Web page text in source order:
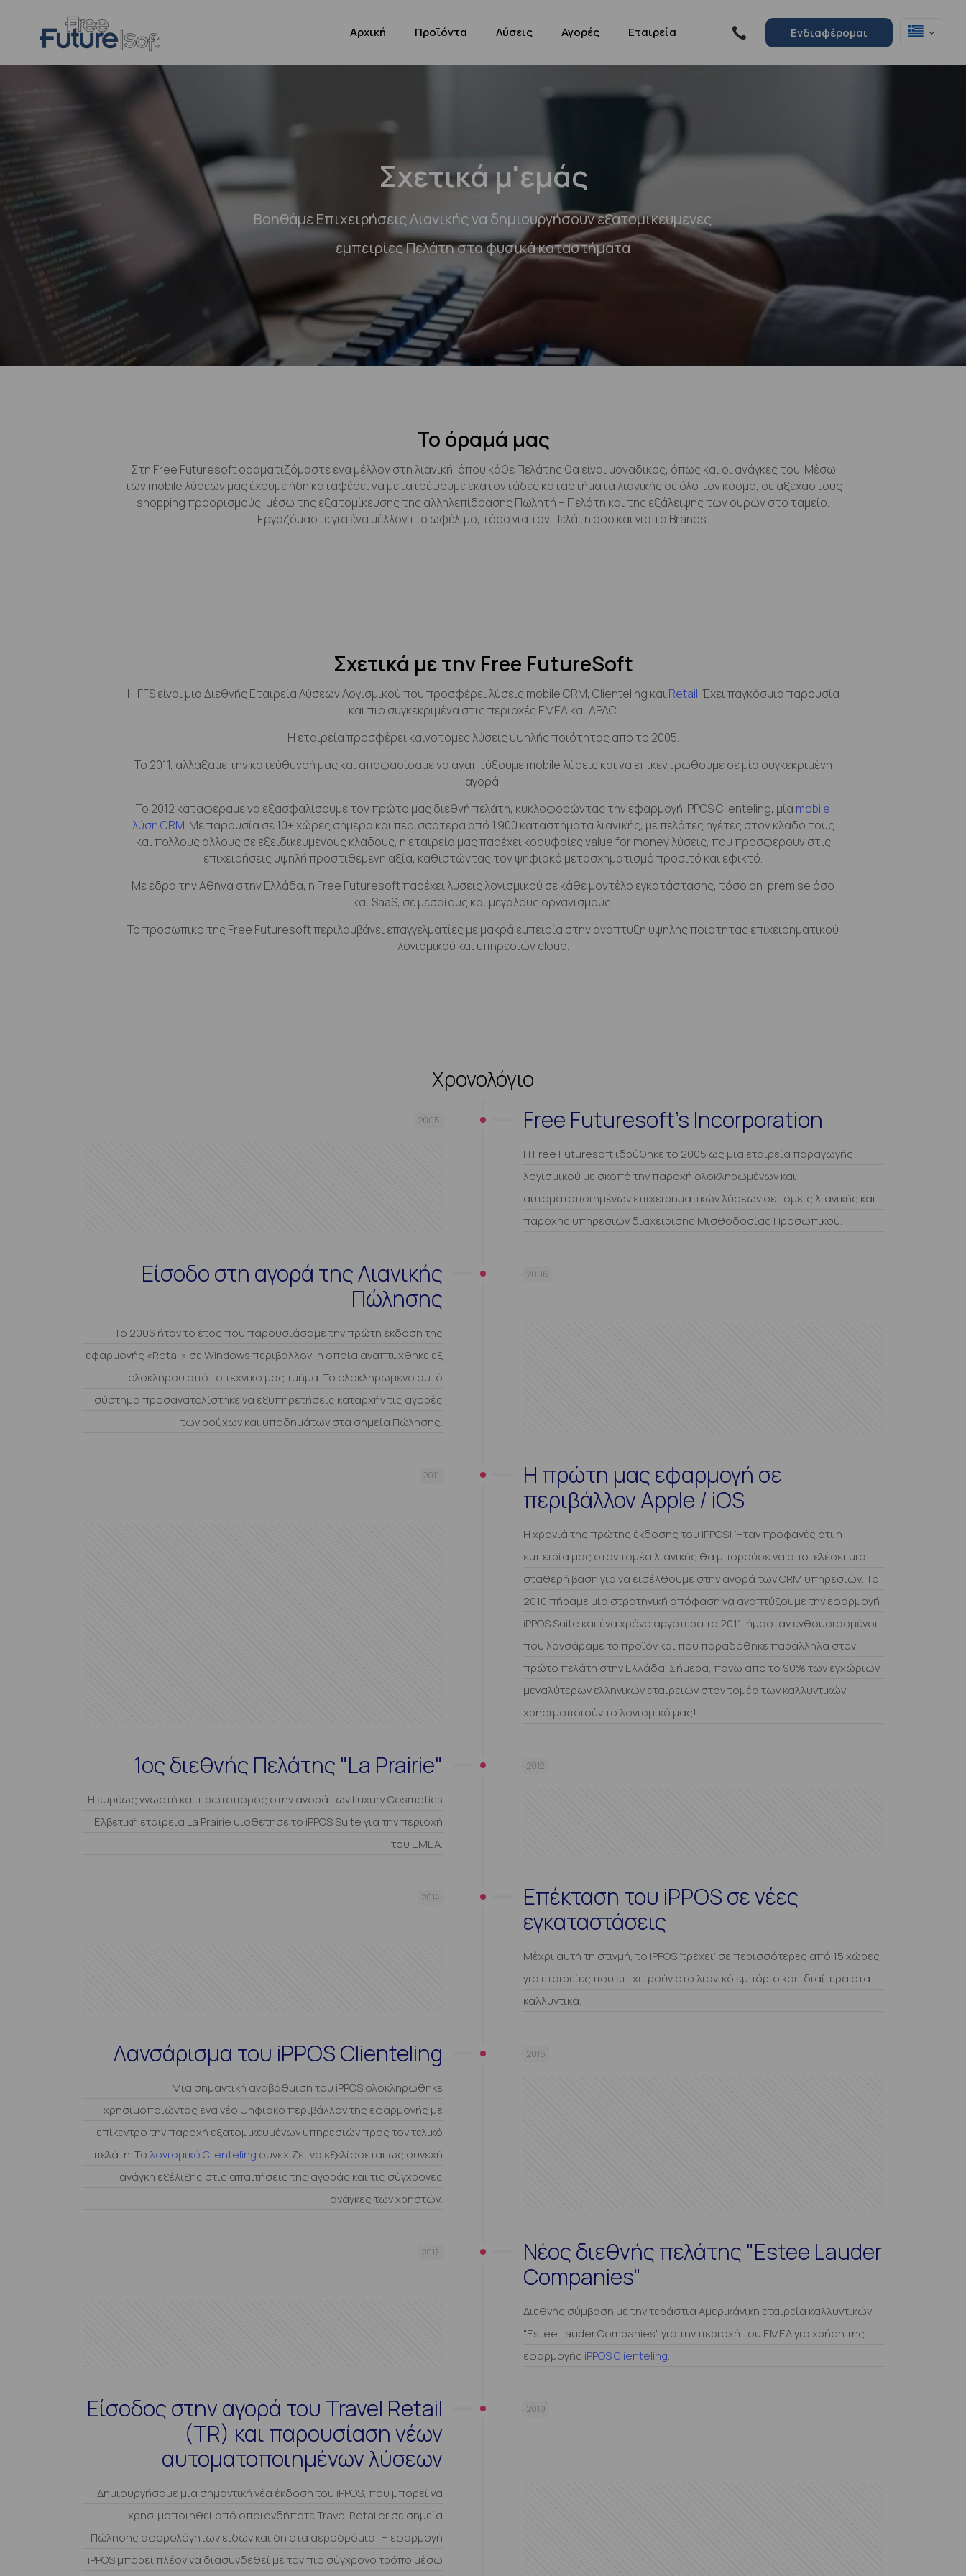
Αρχική Προϊόντα Λύσεις Αγορές Εταιρεία Ενδιαφέρομαι
Σχετικά μ'εμάς
Βοηθάμε Επιχειρήσεις Λιανικής να δημιουργήσουν εξατομικευμένες
εμπειρίες Πελάτη στα φυσικά καταστήματα
Το όραμά μας
Στη Free Futuresoft οραματιζόμαστε ένα μέλλον στη λιανική, όπου κάθε Πελάτης θα είναι μοναδικός, όπως και οι ανάγκες του. Μέσω
των mobile λύσεων μας έχουμε ήδη καταφέρει να μετατρέψουμε εκατοντάδες καταστήματα λιανικής σε όλο τον κόσμο, σε αξέχαστους
shopping προορισμούς, μέσω της εξατομίκευσης της αλληλεπίδρασης Πωλητή – Πελάτη και της εξάλειψης των ουρών στο ταμείο.
Εργαζόμαστε για ένα μέλλον πιο ωφέλιμο, τόσο για τον Πελάτη όσο και για τα Brands.
Σχετικά με την Free FutureSoft
Η FFS είναι μια Διεθνής Εταιρεία Λύσεων Λογισμικού που προσφέρει λύσεις mobile CRM, Clienteling καιRetail. Έχει παγκόσμια παρουσία
και πιο συγκεκριμένα στις περιοχές ΕΜΕΑ και APAC.
Η εταιρεία προσφέρει καινοτόμες λύσεις υψηλής ποιότητας από το 2005.
Το 2011, αλλάξαμε την κατεύθυνσή μας και αποφασίσαμε να αναπτύξουμε mobile λύσεις και να επικεντρωθούμε σε μία συγκεκριμένη
αγορά.
Το 2012 καταφέραμε να εξασφαλίσουμε τον πρώτο μας διεθνή πελάτη, κυκλοφορώντας την εφαρμογή iPPOS Clienteling, μία mobile
λύση CRM. Με παρουσία σε 10+ χώρες σήμερα και περισσότερα από 1.900 καταστήματα λιανικής, με πελάτες ηγέτες στον κλάδο τους
και πολλούς άλλους σε εξειδικευμένους κλάδους, η εταιρεία μας παρέχει κορυφαίες value for money λύσεις, που προσφέρουν στις
επιχειρήσεις υψηλή προστιθέμενη αξία, καθιστώντας τον ψηφιακό μετασχηματισμό προσιτό και εφικτό.
Με έδρα την Αθήνα στην Ελλάδα, η Free Futuresoft παρέχει λύσεις λογισμικού σε κάθε μοντέλο εγκατάστασης, τόσο on-premise όσο
και SaaS, σε μεσαίους και μεγάλους οργανισμούς.
Το προσωπικό της Free Futuresoft περιλαμβάνει επαγγελματίες με μακρά εμπειρία στην ανάπτυξη υψηλής ποιότητας επιχειρηματικού
λογισμικού και υπηρεσιών cloud.
Χρονολόγιο
2005 Free Futuresoft’s Incorporation
Η Free Futuresoft ιδρύθηκε το 2005 ως μια εταιρεία παραγωγής
λογισμικού με σκοπό την παροχή ολοκληρωμένων και
αυτοματοποιημένων επιχειρηματικών λύσεων σε τομείς λιανικής και
παροχής υπηρεσιών διαχείρισης Μισθοδοσίας Προσωπικού.
2006
Είσοδο στη αγορά της Λιανικής
Πώλησης
Το 2006 ήταν το έτος που παρουσιάσαμε την πρώτη έκδοση της
εφαρμογής «Retail» σε Windows περιβάλλον, η οποία αναπτύχθηκε εξ
ολοκλήρου από το τεχνικό μας τμήμα. Το ολοκληρωμένο αυτό
σύστημα προσανατολίστηκε να εξυπηρετήσεις καταρχήν τις αγορές
των ρούχων και υποδημάτων στα σημεία Πώλησης.
2011
Η πρώτη μας εφαρμογή σε
περιβάλλον Apple / iOS
Η χρονιά της πρώτης έκδοσης του iPPOS! Ήταν προφανές ότι η
εμπειρία μας στον τομέα λιανικής θα μπορούσε να αποτελέσει μια
σταθερή βάση για να εισέλθουμε στην αγορά των CRM υπηρεσιών. Το
2010 πήραμε μία στρατηγική απόφαση να αναπτύξουμε την εφαρμογή
iPPOS Suite και ένα χρόνο αργότερα το 2011, ήμασταν ενθουσιασμένοι
που λανσάραμε το προϊόν και που παραδόθηκε παράλληλα στον
πρώτο πελάτη στην Ελλάδα. Σήμερα, πάνω από το 90% των εγχώριων
μεγαλύτερων ελληνικών εταιρειών στον τομέα των καλλυντικών
χρησιμοποιούν το λογισμικό μας!
2012
1ος διεθνής Πελάτης "La Prairie"
Η ευρέως γνωστή και πρωτοπόρος στην αγορά των Luxury Cosmetics
Ελβετική εταιρεία La Prairie υιοθέτησε το iPPOS Suite για την περιοχή
του EMEA.
2014
Επέκταση του iPPOS σε νέες
εγκαταστάσεις
Μέχρι αυτή τη στιγμή, το iPPOS ‘τρέχει’ σε περισσότερες από 15 χώρες
για εταιρείες που επιχειρούν στο λιανικό εμπόριο και ιδιαίτερα στα
καλλυντικά.
2016
Λανσάρισμα του iPPOS Clienteling
Μια σημαντική αναβάθμιση του iPPOS ολοκληρώθηκε
χρησιμοποιώντας ένα νέο ψηφιακό περιβάλλον της εφαρμογής με
επίκεντρο την παροχή εξατομικευμένων υπηρεσιών προς τον τελικό
πελάτη. Το λογισμικό Clienteling συνεχίζει να εξελίσσεται ως συνεχή
ανάγκη εξέλιξης στις απαιτήσεις της αγοράς και τις σύγχρονες
ανάγκες των χρηστών.
2017
Νέος διεθνής πελάτης "Estee Lauder
Companies"
Διεθνής σύμβαση με την τεράστια Αμερικάνικη εταιρεία καλλυντικών
"Estee Lauder Companies" για την περιοχή του EMEA για χρήση της
εφαρμογής iPPOS Clienteling.
2019
Είσοδος στην αγορά του Travel Retail
(TR) και παρουσίαση νέων
αυτοματοποιημένων λύσεων
Δημιουργήσαμε μια σημαντική νέα έκδοση του iPPOS, που μπορεί να
χρησιμοποιηθεί από οποιονδήποτε Travel Retailer σε σημεία
Πώλησης αφορολόγητων ειδών και δη στα αεροδρόμια! Η εφαρμογή
iPPOS μπορεί πλέον να διασυνδεθεί με τον πιο σύγχρονο τρόπο μέσω